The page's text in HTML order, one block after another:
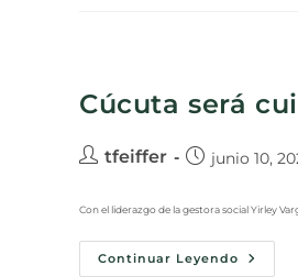
Cúcuta será
tfeiffer junio 10,
Con el liderazgo de la gestora social Yirley
Continuar Leyendo